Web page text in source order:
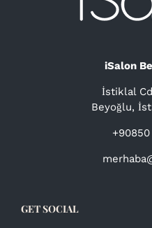
iSalon
İstiklal
Beyoğlu,
GET SOCIAL